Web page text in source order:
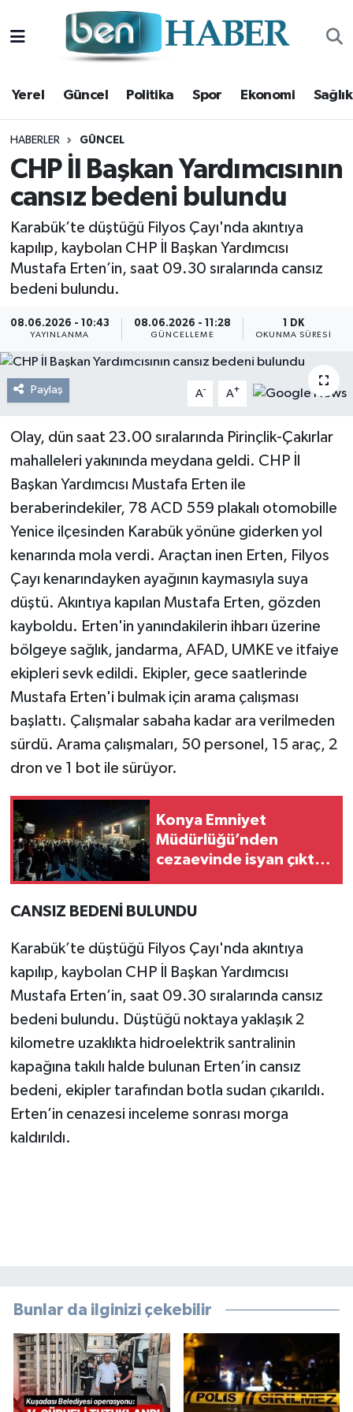
Yerel Güncel Politika Spor Ekonomi Sağlık
HABERLER GÜNCEL
CHP İl Başkan Yardımcısının
cansız bedeni bulundu
Karabük’te düştüğü Filyos Çayı'nda akıntıya
kapılıp, kaybolan CHP İl Başkan Yardımcısı
Mustafa Erten’in, saat 09.30 sıralarında cansız
bedeni bulundu.
08.06.2026 - 10:43
YAYINLANMA
08.06.2026 - 11:28
GÜNCELLEME
1 DK
OKUNMA SÜRESI
Paylaş A- A+
Olay, dün saat 23.00 sıralarında Pirinçlik-Çakırlar
mahalleleri yakınında meydana geldi. CHP İl
Başkan Yardımcısı Mustafa Erten ile
beraberindekiler, 78 ACD 559 plakalı otomobille
Yenice ilçesinden Karabük yönüne giderken yol
kenarında mola verdi. Araçtan inen Erten, Filyos
Çayı kenarındayken ayağının kaymasıyla suya
düştü. Akıntıya kapılan Mustafa Erten, gözden
kayboldu. Erten'in yanındakilerin ihbarı üzerine
bölgeye sağlık, jandarma, AFAD, UMKE ve itfaiye
ekipleri sevk edildi. Ekipler, gece saatlerinde
Mustafa Erten'i bulmak için arama çalışması
başlattı. Çalışmalar sabaha kadar ara verilmeden
sürdü. Arama çalışmaları, 50 personel, 15 araç, 2
dron ve 1 bot ile sürüyor.
Konya Emniyet
Müdürlüğü’nden
cezaevinde isyan çıktığı
CANSIZ BEDENİ BULUNDU
Karabük’te düştüğü Filyos Çayı'nda akıntıya
kapılıp, kaybolan CHP İl Başkan Yardımcısı
Mustafa Erten’in, saat 09.30 sıralarında cansız
bedeni bulundu. Düştüğü noktaya yaklaşık 2
kilometre uzaklıkta hidroelektrik santralinin
kapağına takılı halde bulunan Erten’in cansız
bedeni, ekipler tarafından botla sudan çıkarıldı.
Erten’in cenazesi inceleme sonrası morga
kaldırıldı.
Bunlar da ilginizi çekebilir
Yerel
Güncel
Politika
Spor
Ekonomi
Sağlık
Kültür Sanat
Resmi Reklam
Hava Durumu
Trafik Durumu
Süper Lig Puan Durumu ve Fikstür
Tüm Manşetler
Son Dakika Haberleri
Haber Arşivi